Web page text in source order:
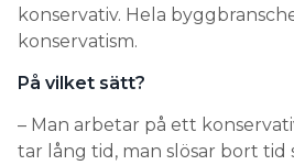
konservativ. Hela
konservatism.
På vilket sätt?
– Man arbetar på ett
tar lång tid, man slösar bort tid